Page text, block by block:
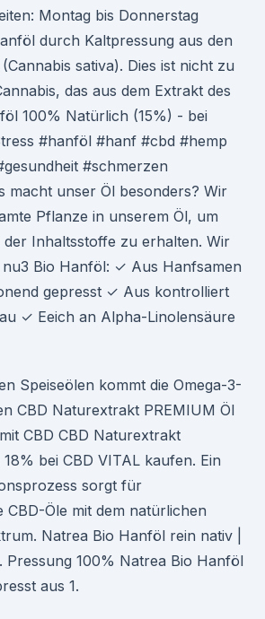
Montag bis Donnerstag
durch Kaltpressung aus den
sativa). Dies ist nicht zu
das aus dem Extrakt des
100% Natürlich (15%) - bei
#hanföl #hanf #cbd #hemp
#schmerzen
macht unser Öl besonders? Wir
Pflanze in unserem Öl, um
Inhaltsstoffe zu erhalten. Wir
Bio Hanföl: ✓ Aus Hanfsamen
gepresst ✓ Aus kontrolliert
✓ Eeich an Alpha-Linolensäure
Speiseölen kommt die Omega-3-
CBD Naturextrakt PREMIUM Öl
CBD CBD Naturextrakt
bei CBD VITAL kaufen. Ein
sorgt für
Öle mit dem natürlichen
Natrea Bio Hanföl rein nativ |
Pressung 100% Natrea Bio Hanföl
aus 1.